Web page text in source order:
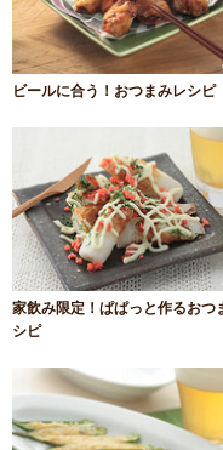
ビールに合う！おつまみレシピ
家飲み限定！ぱぱっと作るおつ
シピ